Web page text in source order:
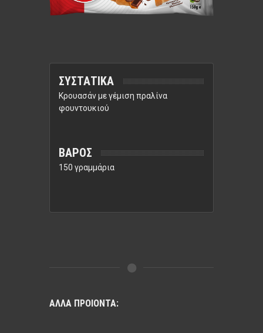
ΣΥΣΤΑΤΙΚΑ
Κρουασάν με γέμιση πραλίνα
φουντουκιού
ΒΑΡΟΣ
150 γραμμάρια
ΑΛΛΑ ΠΡΟΙΟΝΤΑ: